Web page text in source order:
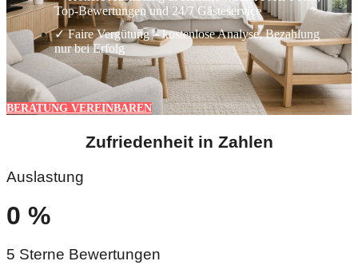
Top-Bewertungen und 24/7 Gästeservice
✓ Faire Vergütung – kostenlose Analyse, Bezahlung
nur bei Erfolg
BERATUNG VEREINBAREN
Zufriedenheit in Zahlen
Auslastung
0 %
5 Sterne Bewertungen